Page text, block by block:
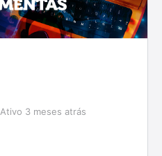
Ativo 3 meses atrás